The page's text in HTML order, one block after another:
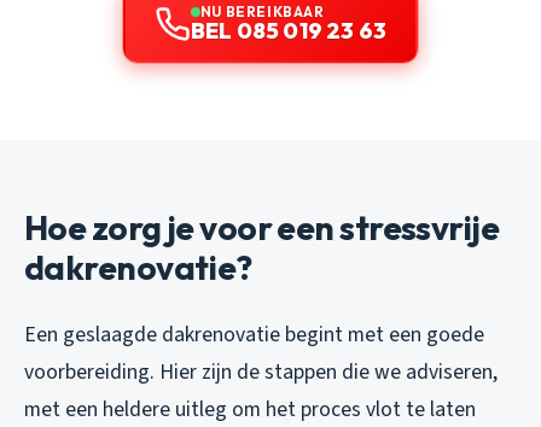
NU BEREIKBAAR
BEL 085 019 23 63
Hoe zorg je voor een stressvrije
dakrenovatie?
Een geslaagde dakrenovatie begint met een goede
voorbereiding. Hier zijn de stappen die we adviseren,
met een heldere uitleg om het proces vlot te laten